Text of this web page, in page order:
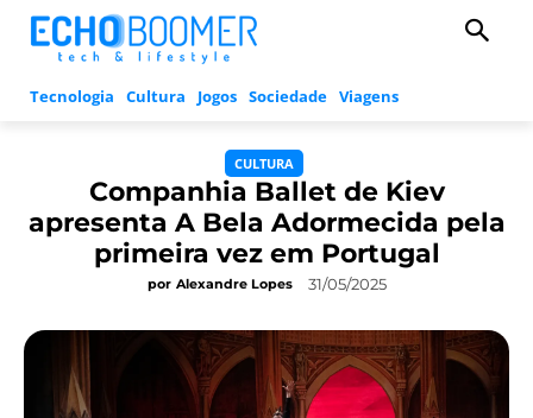
Tecnologia Cultura Jogos Sociedade Viagens
CULTURA
Companhia Ballet de Kiev
apresenta A Bela Adormecida pela
primeira vez em Portugal
por Alexandre Lopes 31/05/2025